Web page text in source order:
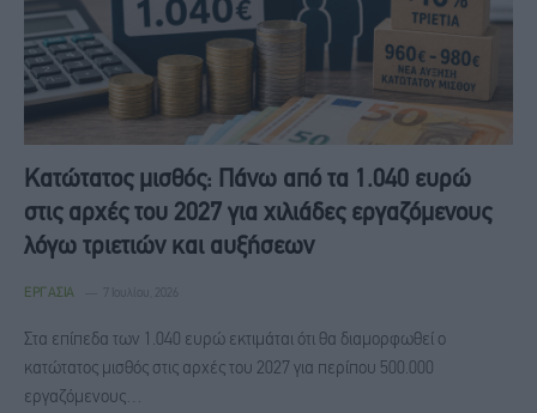
Κατώτατος μισθός: Πάνω από τα 1.040 ευρώ
στις αρχές του 2027 για χιλιάδες εργαζόμενους
λόγω τριετιών και αυξήσεων
ΕΡΓΑΣΊΑ 7 Ιουλίου, 2026
Στα επίπεδα των 1.040 ευρώ εκτιμάται ότι θα διαμορφωθεί ο
κατώτατος μισθός στις αρχές του 2027 για περίπου 500.000
εργαζόμενους…